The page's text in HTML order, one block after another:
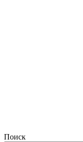
Поиск